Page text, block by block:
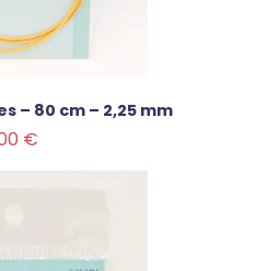
– 80 cm – 2,25 mm
€